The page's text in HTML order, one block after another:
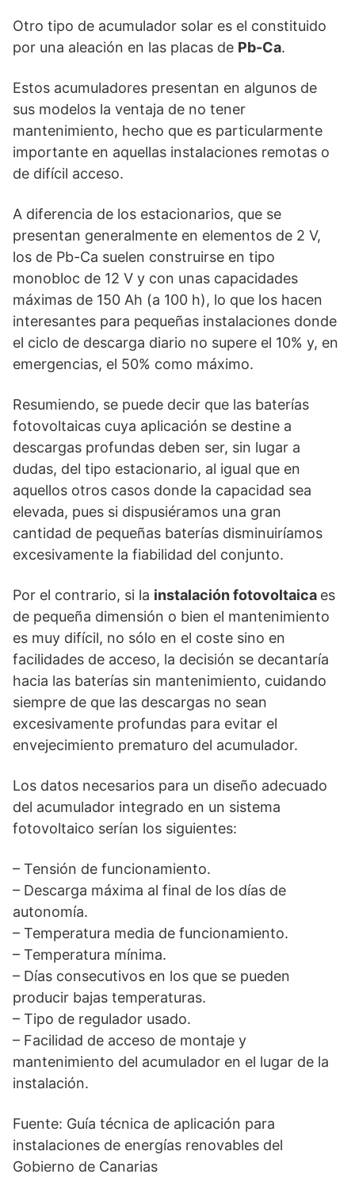
Otro tipo de acumulador solar es el constituido
por una aleación en las placas de Pb-Ca.
Estos acumuladores presentan en algunos de
sus modelos la ventaja de no tener
mantenimiento, hecho que es particularmente
importante en aquellas instalaciones remotas o
de difícil acceso.
A diferencia de los estacionarios, que se
presentan generalmente en elementos de 2 V,
los de Pb-Ca suelen construirse en tipo
monobloc de 12 V y con unas capacidades
máximas de 150 Ah (a 100 h), lo que los hacen
interesantes para pequeñas instalaciones donde
el ciclo de descarga diario no supere el 10% y, en
emergencias, el 50% como máximo.
Resumiendo, se puede decir que las baterías
fotovoltaicas cuya aplicación se destine a
descargas profundas deben ser, sin lugar a
dudas, del tipo estacionario, al igual que en
aquellos otros casos donde la capacidad sea
elevada, pues si dispusiéramos una gran
cantidad de pequeñas baterías disminuiríamos
excesivamente la fiabilidad del conjunto.
Por el contrario, si la instalación fotovoltaica es
de pequeña dimensión o bien el mantenimiento
es muy difícil, no sólo en el coste sino en
facilidades de acceso, la decisión se decantaría
hacia las baterías sin mantenimiento, cuidando
siempre de que las descargas no sean
excesivamente profundas para evitar el
envejecimiento prematuro del acumulador.
Los datos necesarios para un diseño adecuado
del acumulador integrado en un sistema
fotovoltaico serían los siguientes:
– Tensión de funcionamiento.
– Descarga máxima al final de los días de
autonomía.
– Temperatura media de funcionamiento.
– Temperatura mínima.
– Días consecutivos en los que se pueden
producir bajas temperaturas.
– Tipo de regulador usado.
– Facilidad de acceso de montaje y
mantenimiento del acumulador en el lugar de la
instalación.
Fuente: Guía técnica de aplicación para
instalaciones de energías renovables del
Gobierno de Canarias